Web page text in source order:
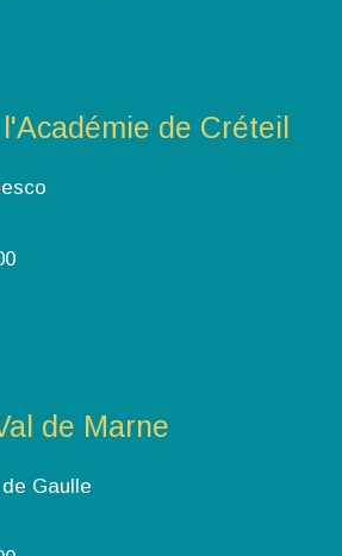
de Créteil
de Marne
Gaulle